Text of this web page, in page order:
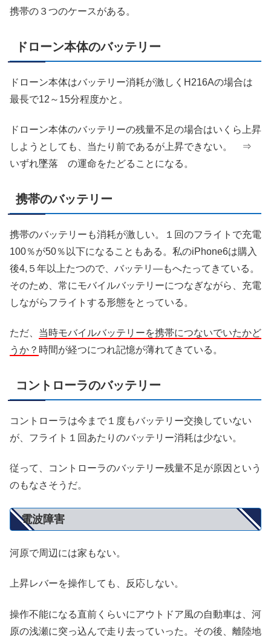
携帯の３つのケースがある。
ドローン本体のバッテリー
ドローン本体はバッテリー消耗が激しくH216Aの場合は
最長で12～15分程度かと。
ドローン本体のバッテリーの残量不足の場合はいくら上昇
しようとしても、当たり前であるが上昇できない。 ⇒
いずれ墜落 の運命をたどることになる。
携帯のバッテリー
携帯のバッテリーも消耗が激しい。１回のフライトで充電
100％が50％以下になることもある。私のiPhone6は購入
後4,５年以上たつので、バッテリ―もへたってきている。
そのため、常にモバイルバッテリーにつなぎながら、充電
しながらフライトする形態をとっている。
ただ、 当時モバイルバッテリーを携帯につないでいたかど
うか？ 時間が経つにつれ記憶が薄れてきている。
コントローラのバッテリー
コントローラは今まで１度もバッテリー交換していない
が、フライト１回あたりのバッテリー消耗は少ない。
従って、コントローラのバッテリー残量不足が原因という
のもなさそうだ。
電波障害
河原で周辺には家もない。
上昇レバーを操作しても、反応しない。
操作不能になる直前くらいにアウトドア風の自動車は、河
原の浅瀬に突っ込んで走り去っていった。その後、離陸地